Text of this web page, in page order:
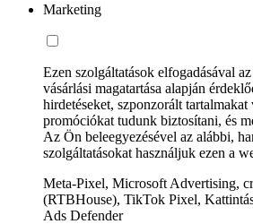
Marketing
Ezen szolgáltatások elfogadásával
vásárlási magatartása alapján
hirdetéseket, szponzorált
promóciókat tudunk biztosítani, és
Az Ön beleegyezésével az alábbi,
szolgáltatásokat használjuk ezen a
Meta-Pixel, Microsoft Advertising,
(RTBHouse), TikTok Pixel,
Ads Defender